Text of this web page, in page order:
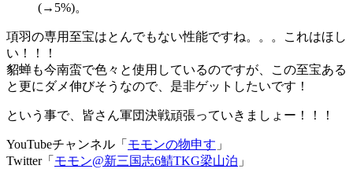
(→5%)。
項羽の専用至宝はとんでもない性能ですね。。。これはほし
い！！！
貂蝉も今南蛮で色々と使用しているのですが、この至宝ある
と更にダメ伸びそうなので、是非ゲットしたいです！
という事で、皆さん軍団決戦頑張っていきましょー！！！
YouTubeチャンネル「 モモンの物申す 」
Twitter「 モモン@新三国志6鯖TKG梁山泊 」